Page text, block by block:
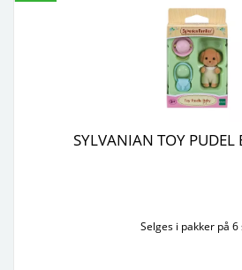
SYLVANIAN TOY PUDEL
Selges i pakker på 6